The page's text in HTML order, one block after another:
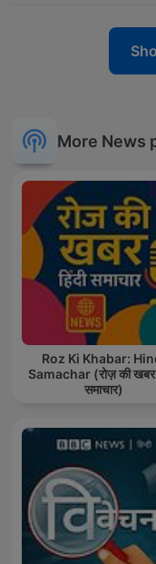
More News
Roz Ki Khabar:
Samachar (रोज़ की खबर:
समाचार)